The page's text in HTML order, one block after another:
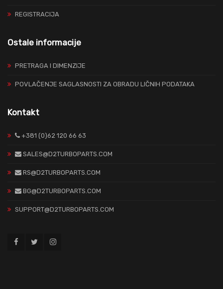
REGISTRACIJA
Ostale informacije
PRETRAGA I DIMENZIJE
POVLAČENJE SAGLASNOSTI ZA OBRADU LIČNIH PODATAKA
Kontakt
+381 (0)62 120 66 63
SALES@D2TURBOPARTS.COM
RS@D2TURBOPARTS.COM
BG@D2TURBOPARTS.COM
SUPPORT@D2TURBOPARTS.COM